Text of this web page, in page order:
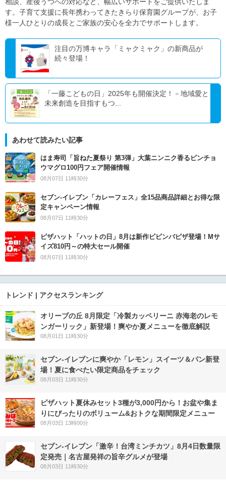
相談、産後うつへの対応など、幅広いサポートをご提供いたしま
す。子育て支援に長年携わってきたきらり保育園グループが、お子
様一人ひとりの成長とご家族の安心を全力でサポートします。
注目の万博キャラ「ミャクミャク」の新商品が
続々登場！
「一藤こどもの日」2025年も開催決定！－地域愛と
未来創造を目指すもつ...
あわせて読みたい記事
はま寿司「旨ねた夏祭り 第3弾」大葉ニンニク香るビンチョ
ウマグロ100円フェア開催情報
08月07日 11時30分
セブン‐イレブン「カレーフェス」全15品商品詳細とお得な限
定キャンペーン情報
08月07日 11時30分
ピザハット「ハットの日」8月は新作ビビンバピザ登場！Mサ
イズ810円～の特大セール開催
08月07日 11時30分
トレンド | アクセスランキング
オリーブの丘 8月限定「冷製カッペリーニ 赤海老のレモ
ンガーリック」新登場！爽やか夏メニューを徹底解説
08月01日 11時30分
セブン‐イレブンに爽やか「レモン」スイーツ＆パン新登
場！夏に食べたい限定商品をチェック
08月03日 11時30分
ピザハット夏休みセット3種が3,000円から！お盆や集ま
りにぴったりのボリューム&おトクな期間限定メニュー
08月03日 13時00分
セブン-イレブン「激辛！台湾ミンチカツ」8月4日数量限
定発売｜名古屋発祥の旨辛グルメが登場
08月03日 11時30分